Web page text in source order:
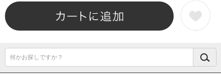
何かお探しですか？